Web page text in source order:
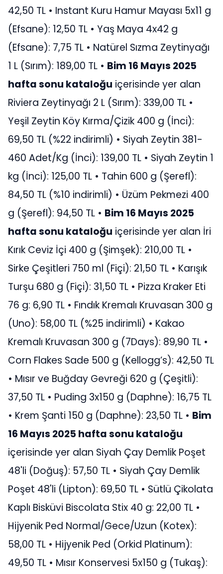
42,50 TL • Instant Kuru Hamur Mayası 5x11 g
(Efsane): 12,50 TL • Yaş Maya 4x42 g
(Efsane): 7,75 TL • Natürel Sızma Zeytinyağı
1 L (Sırım): 189,00 TL • Bim 16 Mayıs 2025
hafta sonu kataloğu içerisinde yer alan
Riviera Zeytinyağı 2 L (Sırım): 339,00 TL •
Yeşil Zeytin Köy Kırma/Çizik 400 g (İnci):
69,50 TL (%22 indirimli) • Siyah Zeytin 381-
460 Adet/Kg (İnci): 139,00 TL • Siyah Zeytin 1
kg (İnci): 125,00 TL • Tahin 600 g (Şerefl):
84,50 TL (%10 indirimli) • Üzüm Pekmezi 400
g (Şerefl): 94,50 TL • Bim 16 Mayıs 2025
hafta sonu kataloğu içerisinde yer alan İri
Kırık Ceviz İçi 400 g (Şimşek): 210,00 TL •
Sirke Çeşitleri 750 ml (Fiçi): 21,50 TL • Karışık
Turşu 680 g (Fiçi): 31,50 TL • Pizza Kraker Eti
76 g: 6,90 TL • Fındık Kremalı Kruvasan 300 g
(Uno): 58,00 TL (%25 indirimli) • Kakao
Kremalı Kruvasan 300 g (7Days): 89,90 TL •
Corn Flakes Sade 500 g (Kellogg’s): 42,50 TL
• Mısır ve Buğday Gevreği 620 g (Çeşitli):
37,50 TL • Puding 3x150 g (Daphne): 16,75 TL
• Krem Şanti 150 g (Daphne): 23,50 TL • Bim
16 Mayıs 2025 hafta sonu kataloğu
içerisinde yer alan Siyah Çay Demlik Poşet
48'li (Doğuş): 57,50 TL • Siyah Çay Demlik
Poşet 48'li (Lipton): 69,50 TL • Sütlü Çikolata
Kaplı Bisküvi Biscolata Stix 40 g: 22,00 TL •
Hijyenik Ped Normal/Gece/Uzun (Kotex):
58,00 TL • Hijyenik Ped (Orkid Platinum):
49,50 TL • Mısır Konservesi 5x150 g (Tukaş):